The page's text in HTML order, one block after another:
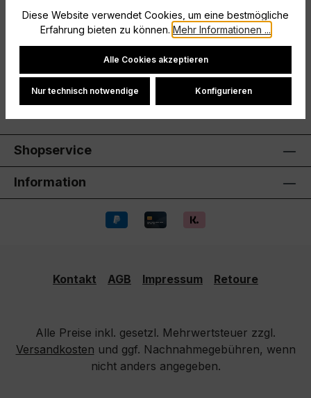
beliebtesten Sport d…Mehr
Hersteller
Bewertungen
Shopservice
Information
Kontakt AGB Impressum Retoure
Alle Preise inkl. gesetzl. Mehrwertsteuer zzgl.
Versandkosten und ggf. Nachnahmegebühren, wenn
nicht anders angegeben.
Diese Website verwendet Cookies, um eine bestmögliche
Erfahrung bieten zu können. Mehr Informationen ...
Cookie-Einstellungen
Alle Cookies akzeptieren
Nur technisch notwendige Konfigurieren